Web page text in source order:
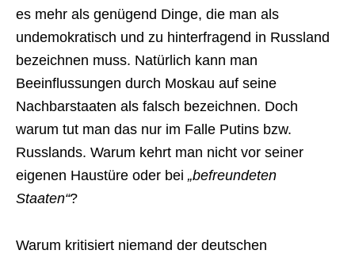
es mehr als genügend Dinge, die man als
undemokratisch und zu hinterfragend in Russland
bezeichnen muss. Natürlich kann man
Beeinflussungen durch Moskau auf seine
Nachbarstaaten als falsch bezeichnen. Doch
warum tut man das nur im Falle Putins bzw.
Russlands. Warum kehrt man nicht vor seiner
eigenen Haustüre oder bei „befreundeten
Staaten“?
Warum kritisiert niemand der deutschen